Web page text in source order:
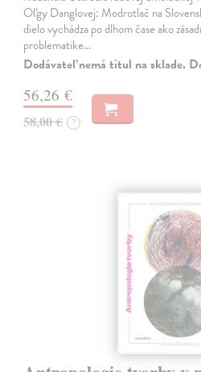
Oľgy Danglovej: Modrotlač na
dielo vychádza po dlhom čase ako
problematike…
Dodávateľ nemá titul na sklade.
56,26 €
58,00 € ?